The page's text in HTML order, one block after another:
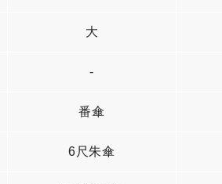
大
-
番傘
6尺朱傘